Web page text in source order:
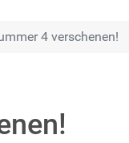
4 verschenen!